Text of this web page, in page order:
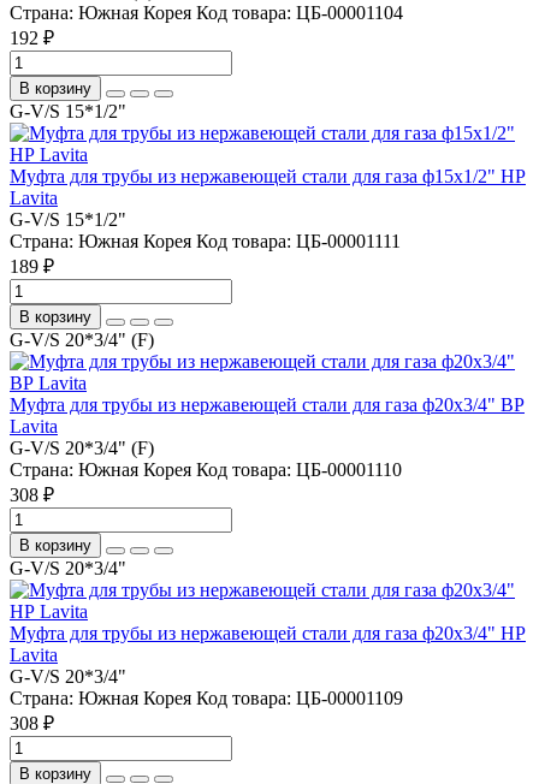
Страна: Южная Корея Код товара: ЦБ-00001104
192 ₽
В корзину
G-V/S 15*1/2"
Муфта для трубы из нержавеющей стали для газа ф15х1/2" НР
Lavita
G-V/S 15*1/2"
Страна: Южная Корея Код товара: ЦБ-00001111
189 ₽
В корзину
G-V/S 20*3/4" (F)
Муфта для трубы из нержавеющей стали для газа ф20х3/4" ВР
Lavita
G-V/S 20*3/4" (F)
Страна: Южная Корея Код товара: ЦБ-00001110
308 ₽
В корзину
G-V/S 20*3/4"
Муфта для трубы из нержавеющей стали для газа ф20х3/4" НР
Lavita
G-V/S 20*3/4"
Страна: Южная Корея Код товара: ЦБ-00001109
308 ₽
В корзину